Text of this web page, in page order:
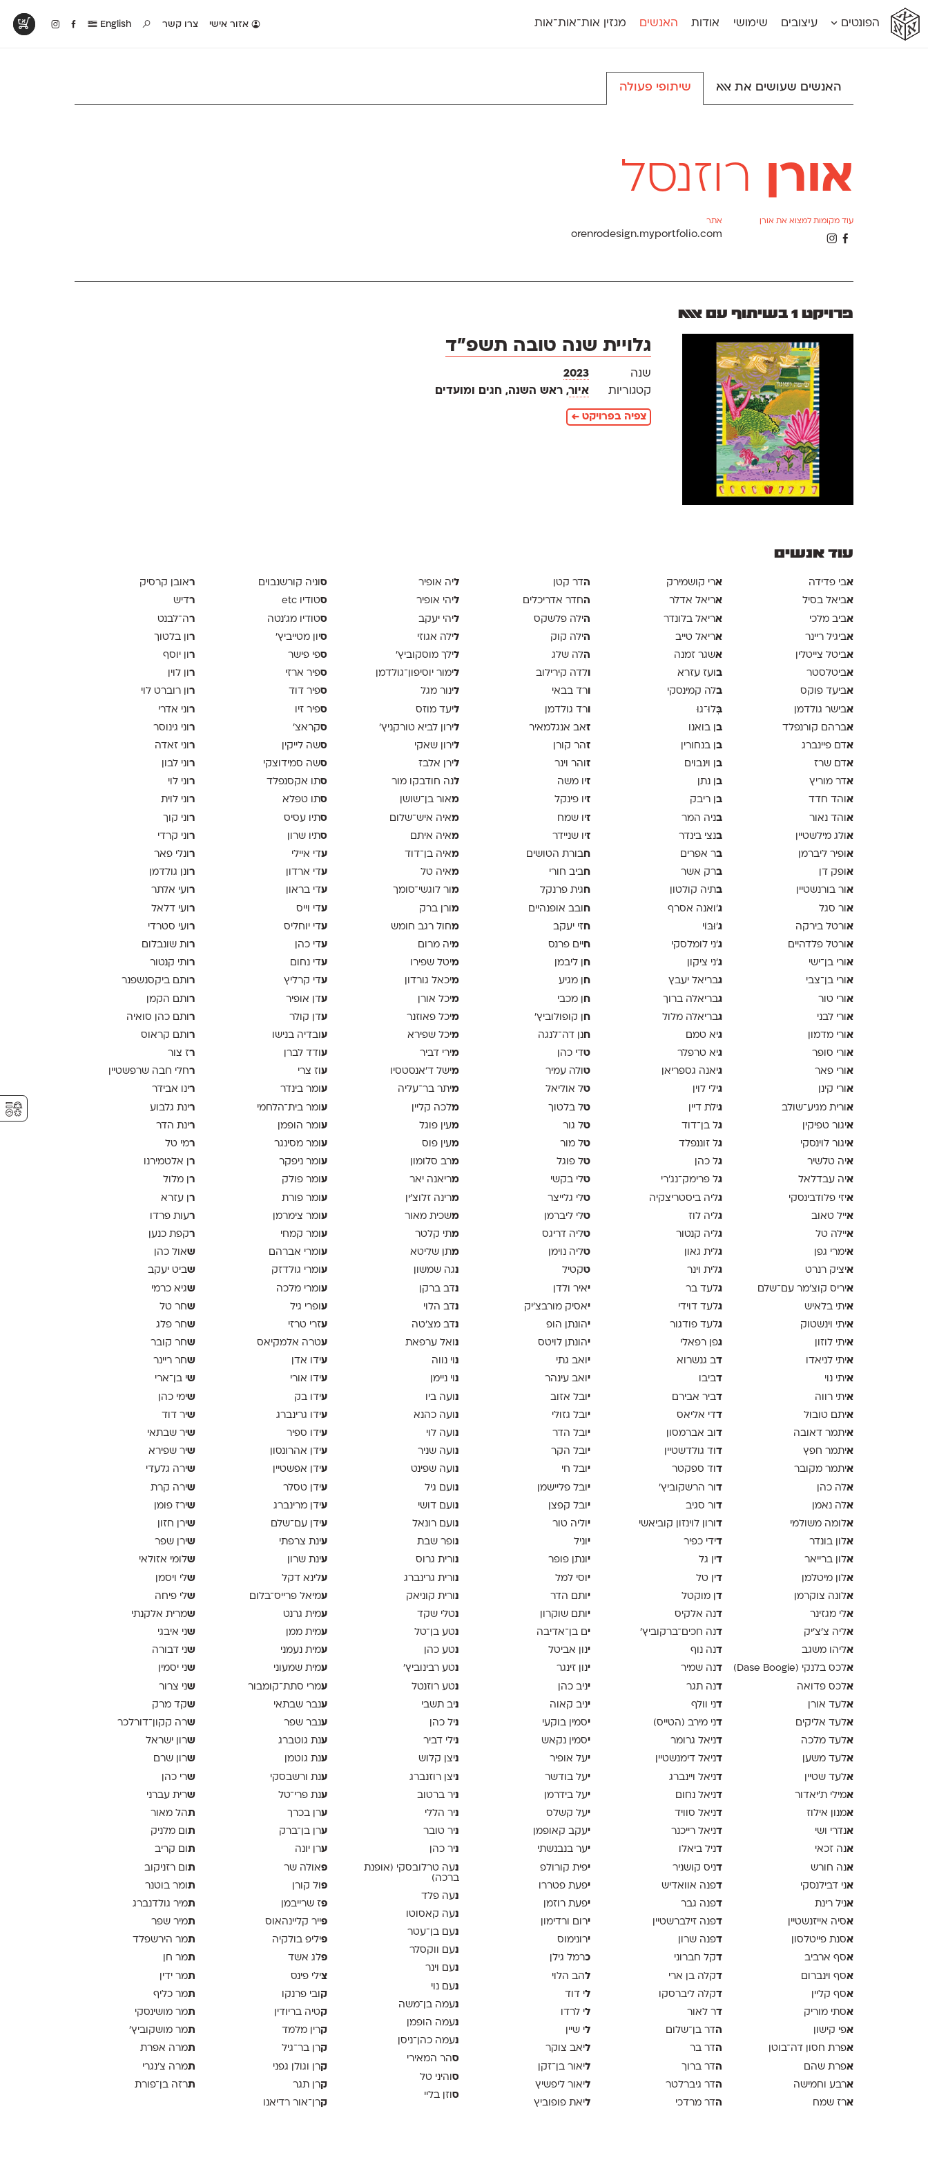
אא
אא
א
א
הפונטים עיצובים שימושי אודות האנשים מגזין אות־אות־אות אזור אישי צרו קשר English
מטריפים שנעשו עם
פונטים על־גבי דף A4
של הפונטים שלנו זה
האנשים שעושים את אאא שיתופי פעולה
אורן רוזנסל
עוד מקומות למצוא את אורן
Γ
Θ
אתר
orenrodesign.myportfolio.com
פרויקט 1 בשיתוף עם אאא
גלויית שנה טובה תשפ״ד
שנה
2023
קטגוריות
איור, ראש השנה, חגים ומועדים
צפיה בפרויקט ←
עוד אנשים
אבי פדידה
אביאל בסיל
אביב מלכי
אביגיל ריינר
אביטל צייטלין
אביטלסטר
אביעד פוקס
אבישר גולדמן
אברהם קורנפלד
אדם פיינברג
אדם שרז
אדר מוריץ
אוהד חדד
אוהד נאור
אולג מילשטיין
אופיר ליברמן
אופק דן
אור בורנשטיין
אור סגל
אורטל בירקה
אורטל פלדהיים
אורי בן־ישי
אורי בן־צבי
אורי טור
אורי לבני
אורי מדמון
אורי סופר
אורי פאר
אורי קינן
אורית מגיע־שולב
איגור טפיקין
איגור לוינסקי
איה טלשיר
איה עבדלאל
איזי פלודבינסקי
אייל טאוב
איילה טל
אימרי גפן
איציק רנרט
איריס קוצ׳מר עם־שלם
איתי בלאיש
איתי וינשטוק
איתי לוזון
איתי לניאדו
איתי נוי
איתי רווה
איתם טובול
איתמר דאובה
איתמר חפץ
איתמר מקובר
אלה כהן
אלה נאמן
אלומה משולמי
אלון בונדר
אלון ברייאר
אלון מיטלמן
אלונה צוקרמן
אלי מגזינר
אליה צ׳צ׳יק
אליהו משגב
אלכס בלנקי (Dase Boogie)
אלכס פדואה
אלעד אורן
אלעד אליקים
אלעד מלכה
אלעד משען
אלעד שטיין
אמילי ת׳יאדור
אמנון אילוז
אנדרי ושי
אנה זכאי
אנה חורש
אני דבילנסקי
אניל רינת
אסיה אייזנשטיין
אסנת פייטלסון
אסף ארביב
אסף וינברום
אסף קליין
אסתי מוריק
אפי קישון
אפרת חסון דה־בוטן
אפרת שהם
ארבע וחמישה
ארז שמח
ארי קושמירק
אריאל אדלר
אריאל בלונדר
אריאל טייב
אשגר זמנה
ב ועז עזרא
בלה קמינסקי
בְּלוּ־גוּ
ב ן בואנו
ב ן בנחורין
ב ן וינבוים
ב ן נתן
ב ן ריבק
בניה המר
בנצי בינדר
בר אפרים
ברק אשר
בתיה קולטון
ג'ואנה אסרף
ג'וּבּוֹי
ג׳ני לומלסקי
ג׳ני ציקון
גבריאל יעבץ
גבריאלה ברוך
גבריאלה מלול
גיא טמם
גיא טרפלר
גיאנה גספריאן
גילי לוין
גילת דיין
גל בן־דוד
גל זוננפלד
גל כהן
גל פרימק־נג׳רי
גליה ביסטריצקיה
גליה לוז
גליה קנטור
גלית גאון
גלית וינר
גלעד בר
גלעד דוידי
גלעד פודגור
גפן רפאלי
דב גנשרוא
דביבו
דביר אבירם
דדי אליאס
ד וב אברמסון
ד וד גולדשטיין
ד וד ספקטר
ד ור הרשקוביץ׳
ד ור סגיב
ד ורון לוינזון קוביאשי
דידי כפיר
דין גל
דין טל
ד ן מוקטל
דנה אלקיס
דנה חכים־ברקוביץ׳
דנה נוף
דנה שמיר
דנה תגר
דני וולף
דני מירב (הטייס)
דניאל גרומר
דניאל דימנשטיין
דניאל ויינברג
דניאל נחום
דניאל סוויד
דניאל רייכנר
דניל ביאלו
דניס קושניר
דפנה אוואדיש
דפנה גבר
דפנה זילברשטיין
דפנה שרון
דקל חברוני
דקלה בן ארי
דקלה ליברסקו
דר לאור
הדר בן־שלום
הדר בר
הדר ברוך
הדר גיברלטר
הדר מרדכי
הדר קטן
החדר אדריכלים
הילה פלשקס
הילה קוק
הִלה שלג
ולדה קירילוב
ורד בבאי
ורד גולדמן
זאב אנגלמאיר
זהר קורן
זוהר וינר
זיו משה
זיו פינקל
זיו שמח
זיו שניידר
חבורת הטושים
חביב חורי
חגית פרנקל
ח ובב אופנהיים
ח זי יעקב
ח יים פרנס
ח ן ליבמן
ח ן מגיע
ח ן מכבי
ח ן קופולוביץ'
ח נן דה־לנגה
טדי כהן
טולה עמיר
טל אוליאל
טל בלטוך
טל גור
טל מור
טל פוגל
טלי בקשי
טלי גלייצר
טלי ליברמן
טליה דריגס
טליה נוימן
טקטיל
יאיר ולדן
יאסיק מורבצ'יק
יהונתן הופ
יהונתן לויטס
יואב גתי
יואב עינהר
יובל אזוב
יובל גזולי
יובל הדר
יובל הקר
יובל חי
יובל פליישמן
יובל קפצן
יוליה טור
יוניל
יונתן פופר
יוסי למל
יותם הדר
יותם שוקרון
ים בן־אדיבה
ינון אביטל
ינון זינגר
יניב כהן
יניב קאוה
יסמין בוקעי
יסמין נקאש
יעל אופיר
יעל בודשר
יעל בידרמן
יעל קשלס
יעקב קאופמן
יער בנבנשתי
יפית קורולפ
יפעת פטררו
יפעת רוזמן
ירום ורדימון
ירונימוס
כרמל גילן
להב הלוי
לי דוד
לי לרדו
לי שיין
ליאב צוקר
ליאור בן־זקן
ליאור ליפשיץ
ליאת פופוביץ
ליה אופיר
ליהי אופיר
ליהי יעקב
לילה אגוזי
לילך מוסקוביץ'
לימור יוסיפון־גולדמן
לינור מגל
ליעד מוזס
לירון לביא טורקניץ׳
לירון שאקי
לירן אלבז
לנה חודבקו מור
מאור בן־שושן
מאיה איש־שלום
מאיה איתם
מאיה בן־דוד
מאיה טל
מ ור לוגשי־סומך
מ ורן ברק
מחול רגב חומש
מיה מרום
מיטל שפירו
מיכאל גורדון
מיכל אורן
מיכל פאוזנר
מיכל שפירא
מירי דביר
מישל ד׳אנסטסיו
מיתר בר־עליה
מלכה קליין
מעין פוגל
מעין פוס
מרב סלומון
מריאנה יאר
מרינה זלוצ׳ין
משכית מאור
מתי קלטר
מתן שליטא
נגה שמשון
נדב ברקן
נדב הלוי
נדב מצ׳טה
נ ואל ערפאת
נ וי נווה
נ וי ניימן
נ ועה ביו
נ ועה כהנא
נ ועה לוי
נ ועה שניר
נ ועה שפינט
נ ועם גיל
נ ועם דושי
נ ועם רונאל
נ ופר שבת
נ ורית גרוס
נ ורית גרינברג
נ ורית קוניאק
נטלי שקד
נטע בן־טל
נטע כהן
נטע רבינוביץ׳
נטע רוזנטל
ניב תשבי
ניל כהן
נילי דביר
ניצן קלוש
ניצן רוזנברג
ניר ברטוב
ניר הללי
ניר טובר
ניר כהן
נעה טרלובסקי (אופנת
ברכה)
נעה פלד
נעה קאסוטו
נעם בן־עטר
נעם ווקסלר
נעם וינר
נעם נוי
נעמה בן־משה
נעמה הופמן
נעמה כהן־ניסן
סהר המאירי
ס והיני טל
ס וזן בליי
ס וניה קורשנבוים
סטודיו etc
סטודיו מג'נטה
סיון מטייביץ׳
ספי פישר
ספיר ארזי
ספיר דוד
ספיר זיו
סקראצ׳
סשה לייקין
סשה סמידוצקי
סתו אקסנפלד
סתו טפלא
סתיו עסיס
סתיו שרון
עדי איילי
עדי ארדון
עדי בראון
עדי וייס
עדי יוחליס
עדי כהן
עדי נחום
עדי קרליץ
עדן אופיר
עדן קולר
ע ובדיה בנישו
ע ודד לברן
ע וז צרי
ע ומר בינדר
ע ומר בית־הלחמי
ע ומר הופמן
ע ומר מסינגר
ע ומר ניפקר
ע ומר פולק
ע ומר פורת
ע ומר צימרמן
ע ומר קמחי
ע ומרי אברהם
ע ומרי גולדזק
ע ומרי מלכה
ע ופרי גיל
עזרי טרזי
עטרה אלמקיאס
עידו אדן
עידו אורי
עידו בק
עידו גרינברג
עידו ספיר
עידן אהרונסון
עידן אפשטיין
עידן טסלר
עידן מרינברג
עידן עם־שלם
עינת צרפתי
עינת שרון
עלינא דקל
עמיאל פרייס־בלום
עמית גרנט
עמית ממן
עמית נעמני
עמית שמעוני
עמרי סתת־קומבור
ענבר שבתאי
ענבר שפר
ענת גוטברג
ענת גוטמן
ענת ורשבסקי
ענת פרי־טל
ערן בכרך
ערן בן־ברק
ערן יונה
פאולה שר
פ ול קורן
פז שרייבמן
פייר קליינהאוס
פיליפ בולקיה
פלג אשד
צילי פינס
ק ובי פרנקו
קטיה בריודין
קרין מלמד
קרן בר־גיל
קרן וגולן גפני
קרן תגר
קרן־אור רדיאנו
ראובן קרסיק
רדיש
רה־לבנט
רון בלטוך
רון יוסף
רון לוין
רון רוברט לוי
רוני אדרי
רוני גינוסר
רוני זאדה
רוני לבון
רוני לוי
רוני לוית
רוני קוך
רוני קרדי
רונלי פאר
רונן גולדמן
רועי אלתר
רועי דלאל
רועי סטרדי
רות שונבלום
רותי קנטור
רותם ביקסנשפנר
רותם הקמן
רותם כהן סואיה
רותם קראוס
רז צור
רחלי חבה שרפשטיין
רינו אבידר
רינת גלבוע
רינת הדר
רמי טל
רן אלטמירנו
רן מלול
רן עזרא
רעות פרדו
רקפת כנען
שאול כהן
שביט יעקב
שגיא כרמי
שחר טל
שחר פלג
שחר קובר
שחר ריינר
שי בן־ארי
שימי כהן
שיר דוד
שיר שבתאי
שיר שפירא
שירה גלעדי
שירה קרת
שירז פומן
שירן חזון
שירן שפר
שלומי אזולאי
שלי ויסמן
שלי פיחה
שמרית אלקנתי
שני איבגי
שני דבורה
שני יסמין
שני צרור
שקד מרק
שרה קקון־דורלכר
שרון ישראל
שרון שרם
שרי כהן
שרית עברני
תהל מאור
תום מלניק
תום קריב
תום רזניקוב
תומר בוטנר
תמיר גולדנברג
תמיר שפר
תמר הירשפלד
תמר חן
תמר ידין
תמר כליף
תמר מושינסקי
תמר מושקוביץ'
תמרה אפרת
תמרה צ׳נגרי
תרזה בן־פורת
⚥︎